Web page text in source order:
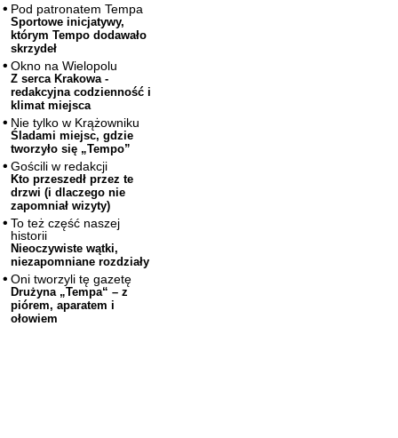
Pod patronatem Tempa
Sportowe inicjatywy,
którym Tempo dodawało
skrzydeł
Okno na Wielopolu
Z serca Krakowa -
redakcyjna codzienność i
klimat miejsca
Nie tylko w Krążowniku
Śladami miejsc, gdzie
tworzyło się „Tempo”
Gościli w redakcji
Kto przeszedł przez te
drzwi (i dlaczego nie
zapomniał wizyty)
To też część naszej
historii
Nieoczywiste wątki,
niezapomniane rozdziały
Oni tworzyli tę gazetę
Drużyna „Tempa“ – z
piórem, aparatem i
ołowiem